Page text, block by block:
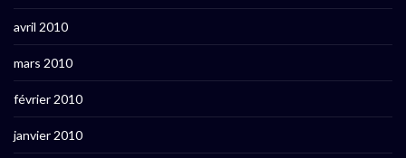
avril 2010
mars 2010
février 2010
janvier 2010